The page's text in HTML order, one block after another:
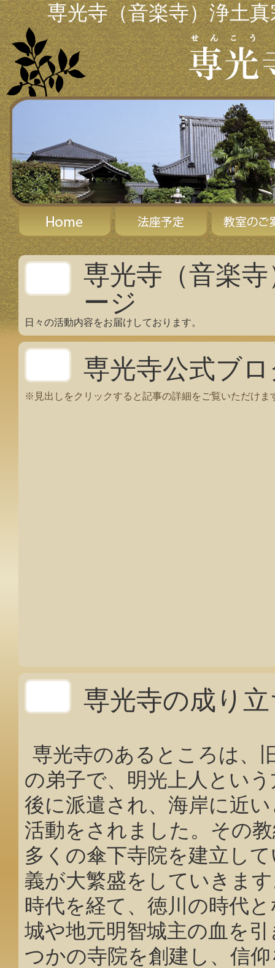
専光寺（音楽寺）浄土
専光寺（音楽
ージ
日々の活動内容をお届けしております。
専光寺公式ブ
※見出しをクリックすると記事の詳細をご覧いただけま
専光寺の成り
専光寺のあるところは、
の弟子で、明光上人とい
後に派遣され、海岸に近
活動をされました。その
多くの傘下寺院を建立し
義が大繁盛をしていきま
時代を経て、徳川の時代
城や地元明智城主の血を
つかの寺院を創建し、信